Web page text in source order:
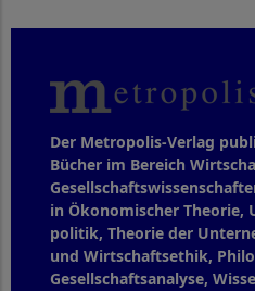
Der Metropolis-Verlag
Bücher im Bereich
in Ökonomischer Theorie,
politik, Theorie der
und Wirtschaftsethik,
Gesellschaftsanalyse,